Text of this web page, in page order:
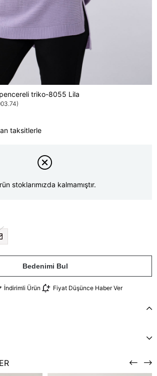
pencereli triko-8055 Lila
taksitlerle
stoklarımızda kalmamıştır.
Bedenimi Bul
İndirimli Ürün Fiyat Düşünce Haber Ver